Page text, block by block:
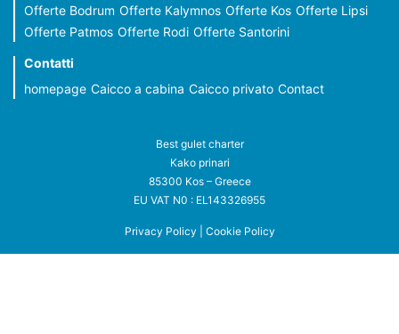
Offerte Bodrum Offerte Kalymnos Offerte Kos Offerte Lipsi
Offerte Patmos Offerte Rodi Offerte Santorini
Contatti
homepage Caicco a cabina Caicco privato Contact
Best gulet charter
Kako prinari
85300 Kos – Greece
EU VAT N0 : EL143326955
Privacy Policy Cookie Policy